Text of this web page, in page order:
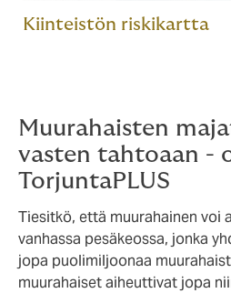
Kiinteistön riskikartta
Muurahaisten
vasten tahtoaan -
TorjuntaPLUS
Tiesitkö, että muurahainen voi
vanhassa pesäkeossa, jonka
jopa puolimiljoonaa
muurahaiset aiheuttivat jopa